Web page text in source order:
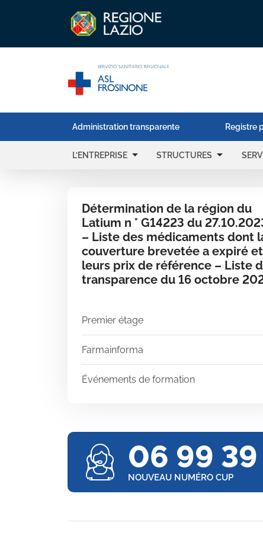
Administration transparente Registre
L’ENTREPRISE arrow_drop_down STRUCTURES arrow_drop_down
Détermination de la région du
Latium n ° G14223 du
– Liste des médicaments dont
couverture brevetée a expiré et
leurs prix de référence – Liste
transparence du 16 octobre
Premier étage
Farmainforma
Événements de formation
06 99 39
NOUVEAU NUMÉRO CUP